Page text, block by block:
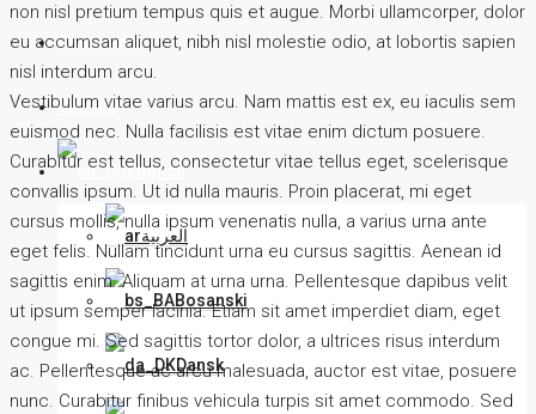
Comments
Contact
English
العربية
Bosanski
Dansk
non nisl pretium tempus quis et augue. Morbi ullamcorper, dolor
eu accumsan aliquet, nibh nisl molestie odio, at lobortis sapien
nisl interdum arcu.
Vestibulum vitae varius arcu. Nam mattis est ex, eu iaculis sem
euismod nec. Nulla facilisis est vitae enim dictum posuere.
Curabitur est tellus, consectetur vitae tellus eget, scelerisque
convallis ipsum. Ut id nulla mauris. Proin placerat, mi eget
cursus mollis, nulla ipsum venenatis nulla, a varius urna ante
eget felis. Nullam tincidunt urna eu cursus sagittis. Aenean id
sagittis enim. Aliquam at urna urna. Pellentesque dapibus velit
ut ipsum semper lacinia. Etiam sit amet imperdiet diam, eget
congue mi. Sed sagittis tortor dolor, a ultrices risus interdum
ac. Pellentesque ac arcu malesuada, auctor est vitae, posuere
nunc. Curabitur finibus vehicula turpis sit amet commodo. Sed